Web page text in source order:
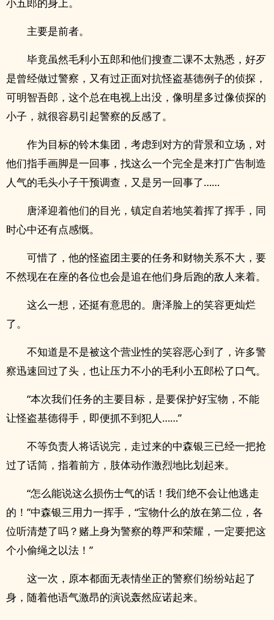
主要是前者。
毕竟虽然毛利小五郎和他们搜查二课不太熟悉，好歹
是曾经做过警察，又有过正面对抗怪盗基德例子的侦探，
可明智吾郎，这个总在电视上出没，像明星多过像侦探的
小子，就很容易引起警察的反感了。
作为目标的铃木集团，考虑到对方的背景和立场，对
他们指手画脚是一回事，找这么一个完全是来打广告制造
人气的毛头小子干预调查，又是另一回事了……
唐泽迎着他们的目光，镇定自若地笑着挥了挥手，同
时心中还有点感慨。
可惜了，他的怪盗团主要的任务和财物关系不大，要
不然现在在座的各位也会是追在他们身后跑的敌人来着。
这么一想，还挺有意思的。唐泽脸上的笑容更灿烂
了。
不知道是不是被这个营业性的笑容恶心到了，许多警
察迅速回过了头，也让压力不小的毛利小五郎松了口气。
“本次我们任务的主要目标，是要保护好宝物，不能
让怪盗基德得手，即便抓不到犯人……”
不等负责人将话说完，走过来的中森银三已经一把抢
过了话筒，指着前方，肢体动作激烈地比划起来。
“怎么能说这么损伤士气的话！我们绝不会让他逃走
的！”中森银三用力一挥手，“宝物什么的放在第二位，各
位听清楚了吗？赌上身为警察的尊严和荣耀，一定要把这
个小偷绳之以法！”
这一次，原本都面无表情坐正的警察们纷纷站起了
身，随着他语气激昂的演说轰然应诺起来。